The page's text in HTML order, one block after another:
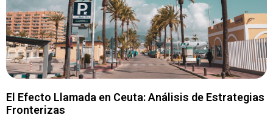
El Efecto Llamada en Ceuta: Análisis de Estrategias
Fronterizas